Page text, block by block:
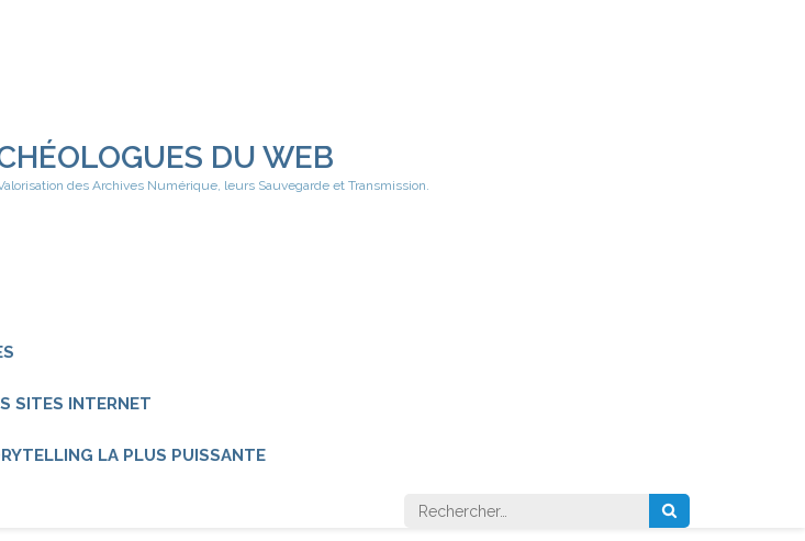
DU WEB
des Archives Numérique, leurs Sauvegarde et Transmission.
SITES INTERNET
LA PLUS PUISSANTE
Rechercher :